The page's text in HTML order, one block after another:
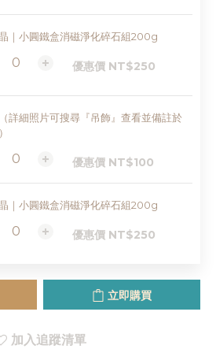
｜小圓鐵盒消磁淨化碎石組200g
優惠價 NT$250
詳細照片可搜尋『吊飾』查看並備註於
優惠價 NT$100
｜小圓鐵盒消磁淨化碎石組200g
優惠價 NT$250
立即購買
加入追蹤清單